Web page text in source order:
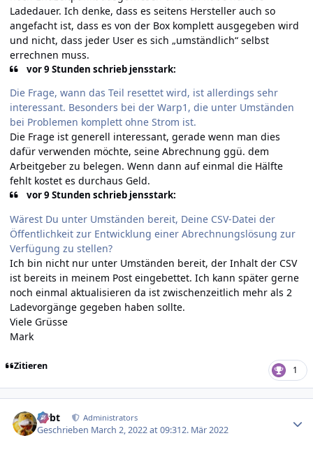
Ladedauer. Ich denke, dass es seitens Hersteller auch so
angefacht ist, dass es von der Box komplett ausgegeben wird
und nicht, dass jeder User es sich „umständlich“ selbst
errechnen muss.
vor 9 Stunden schrieb jensstark:
Die Frage, wann das Teil resettet wird, ist allerdings sehr
interessant. Besonders bei der Warp1, die unter Umständen
bei Problemen komplett ohne Strom ist.
Die Frage ist generell interessant, gerade wenn man dies
dafür verwenden möchte, seine Abrechnung ggü. dem
Arbeitgeber zu belegen. Wenn dann auf einmal die Hälfte
fehlt kostet es durchaus Geld.
vor 9 Stunden schrieb jensstark:
Wärest Du unter Umständen bereit, Deine CSV-Datei der
Öffentlichkeit zur Entwicklung einer Abrechnungslösung zur
Verfügung zu stellen?
Ich bin nicht nur unter Umständen bereit, der Inhalt der CSV
ist bereits in meinem Post eingebettet. Ich kann später gerne
noch einmal aktualisieren da ist zwischenzeitlich mehr als 2
Ladevorgänge gegeben haben sollte.
Viele Grüsse
Mark
Zitieren 1
rtrbt Administrators
Geschrieben March 2, 2022 at 09:312. Mär 2022